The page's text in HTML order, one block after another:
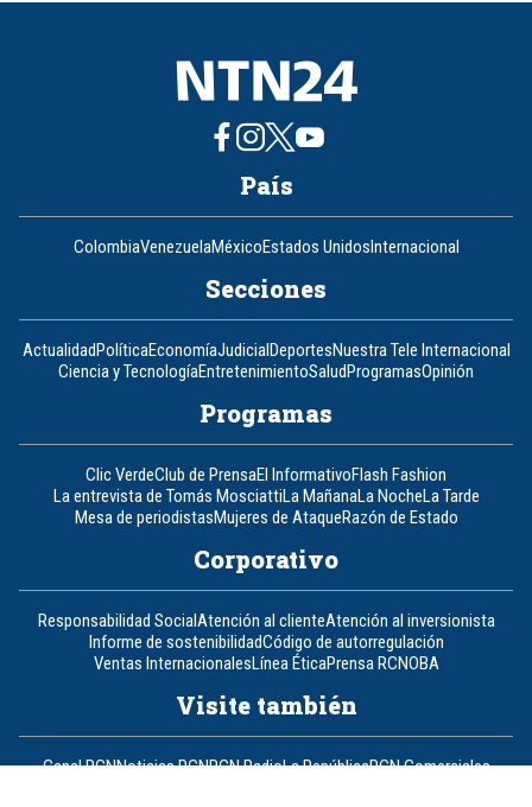
País
ColombiaVenezuelaMéxicoEstados UnidosInternacional
Secciones
ActualidadPolíticaEconomíaJudicialDeportesNuestra Tele Internacional
Ciencia y TecnologíaEntretenimientoSaludProgramasOpinión
Programas
Clic VerdeClub de PrensaEl InformativoFlash Fashion
La entrevista de Tomás MosciattiLa MañanaLa NocheLa Tarde
Mesa de periodistasMujeres de AtaqueRazón de Estado
Corporativo
Responsabilidad SocialAtención al clienteAtención al inversionista
Informe de sostenibilidadCódigo de autorregulación
Ventas InternacionalesLínea ÉticaPrensa RCNOBA
Visite también
Canal RCNNoticias RCNRCN RadioLa RepúblicaRCN Comerciales